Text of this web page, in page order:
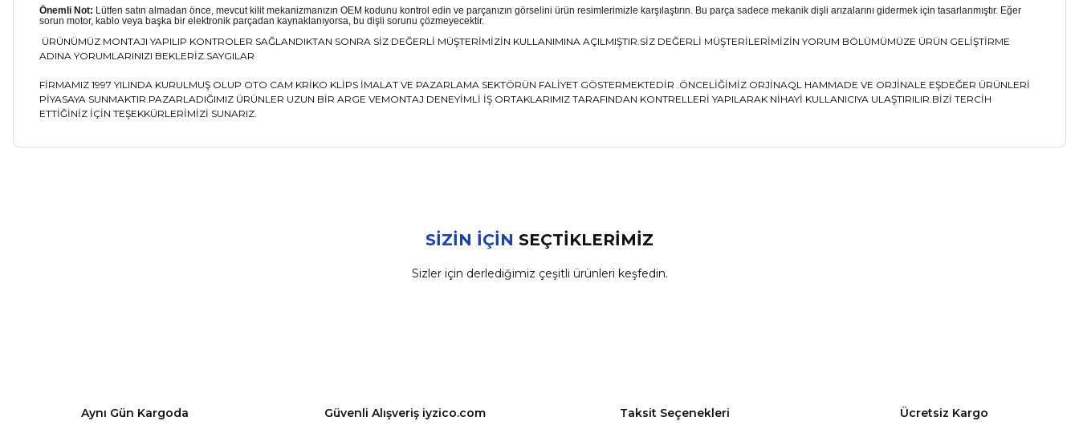
Önemli Not: Lütfen satın almadan önce, mevcut kilit mekanizmanızın OEM kodunu kontrol edin ve parçanızın görselini ürün resimlerimizle karşılaştırın. Bu parça sadece mekanik dişli arızalarını gidermek için tasarlanmıştır. Eğer
sorun motor, kablo veya başka bir elektronik parçadan kaynaklanıyorsa, bu dişli sorunu çözmeyecektir.
ÜRÜNÜMÜZ MONTAJI YAPILIP KONTROLER SAĞLANDIKTAN SONRA SİZ DEĞERLİ MÜŞTERİMİZİN KULLANIMINA AÇILMIŞTIR.SİZ DEĞERLİ MÜŞTERİLERİMİZİN YORUM BÖLÜMÜMÜZE ÜRÜN GELİŞTİRME
ADINA YORUMLARINIZI BEKLERİZ.SAYGILAR
FİRMAMIZ 1997 YILINDA KURULMUŞ OLUP OTO CAM KRİKO KLİPS İMALAT VE PAZARLAMA SEKTÖRÜN FALİYET GÖSTERMEKTEDİR .ÖNCELİĞİMİZ ORJİNAQL HAMMADE VE ORJİNALE EŞDEĞER ÜRÜNLERİ
PİYASAYA SUNMAKTIR.PAZARLADIĞIMIZ ÜRÜNLER UZUN BİR ARGE VEMONTAJ DENEYİMLİ İŞ ORTAKLARIMIZ TARAFINDAN KONTRELLERİ YAPILARAK NİHAYİ KULLANICIYA ULAŞTIRILIR.BİZİ TERCİH
ETTİĞİNİZ İÇİN TEŞEKKÜRLERİMİZİ SUNARIZ.
Bu ürüne ilk yorumu siz yapın!
Yorum Yaz
SİZİN İÇİN SEÇTİKLERİMİZ
Sizler için derlediğimiz çeşitli ürünleri keşfedin.
Sepete Ekle
Aynı Gün Kargoda
Güvenli Alışveriş iyzico.com
Taksit Seçenekleri
Ücretsiz Kargo